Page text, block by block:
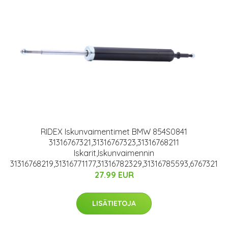
RIDEX Iskunvaimentimet BMW 854S0841
31316767321,31316767323,31316768211
Iskarit,Iskunvaimennin
31316768219,31316771177,31316782329,31316785593,6767321
27.99 EUR
LISÄTIETOJA